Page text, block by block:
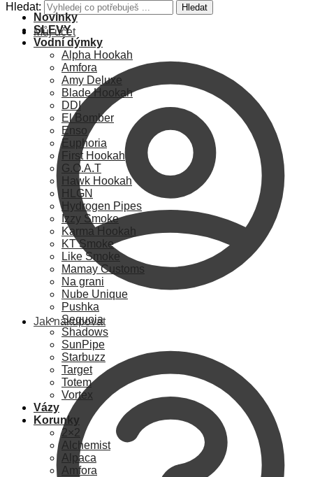
Hledat: Hledat
Můj účet
Jak nakupovat
Novinky
SLEVY
Vodní dýmky
Alpha Hookah
Amfora
Amy Deluxe
Blade Hookah
DDI
El Bomber
Enso
Euphoria
First Hookah
G.O.A.T
Hawk Hookah
HLGN
Hydrogen Pipes
Izzy Smoke
Karma Hookah
KT Smoke
Like Smoke
Mamay Customs
Na grani
Nube Unique
Pushka
Sequoia
Shadows
SunPipe
Starbuzz
Target
Totem
Vortex
Vázy
Korunky
2×2
Alchemist
Alpaca
Amfora